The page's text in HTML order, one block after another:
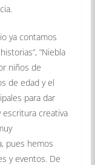
ya contamos
“Niebla
niños de
de edad y el
para dar
creativa
pues hemos
y eventos. De